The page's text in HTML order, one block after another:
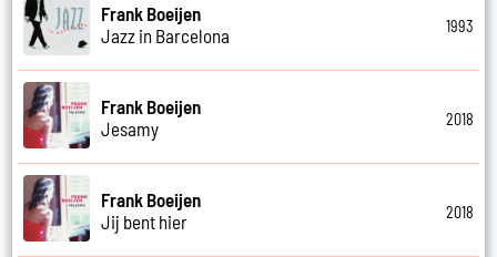
Frank Boeijen
Jazz in Barcelona
1993
Frank Boeijen
Jesamy
2018
Frank Boeijen
Jij bent hier
2018